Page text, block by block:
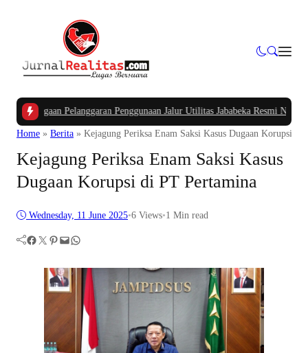
Dugaan Pelanggaran Penggunaan Jalur Utilitas Jababeka Resmi Naik ke
Home » Berita » Kejagung Periksa Enam Saksi Kasus Dugaan Korupsi di
Kejagung Periksa Enam Saksi Kasus
Dugaan Korupsi di PT Pertamina
Wednesday, 11 June 2025•6 Views•1 Min read
Facebook Twitter Pinterest Mail WhatsApp